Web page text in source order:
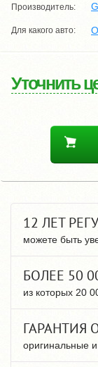
Производитель:
Для какого авто:
Уточнить
12 ЛЕТ
можете быть
БОЛЕЕ 50
из которых 20
ГАРАНТИЯ
оригинальные